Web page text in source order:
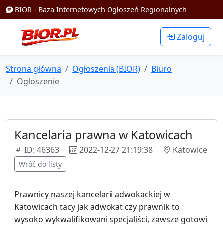
BIOR - Baza Internetowych Ogłoszeń Regionalnych
Zaloguj
Strona główna Ogłoszenia (BIOR)
Biuro
Ogłoszenie
Kancelaria prawna w Katowicach
ID: 46363 2022-12-27 21:19:38 Katowice
Wróć do listy
Prawnicy naszej kancelarii adwokackiej w
Katowicach tacy jak adwokat czy prawnik to
wysoko wykwalifikowani specjaliści, zawsze gotowi